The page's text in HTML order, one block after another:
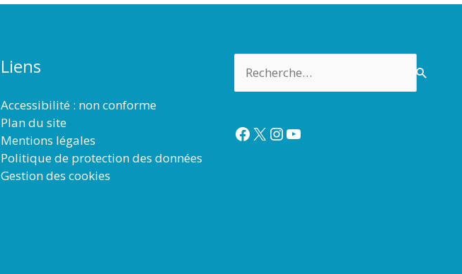
Liens
Accessibilité : non conforme
Plan du site
Mentions légales
Politique de protection des données
Gestion des cookies
Facebook
X Instagram
YouTube